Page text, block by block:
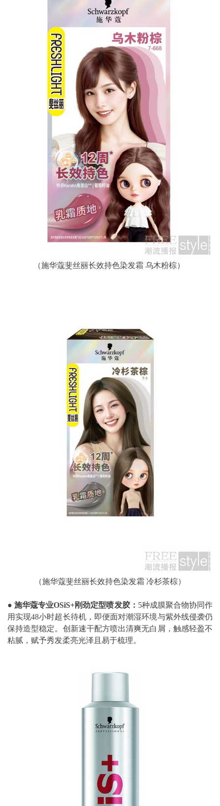
（施华蔻斐丝丽长效持色染发霜 乌木粉棕）
（施华蔻斐丝丽长效持色染发霜 冷杉茶棕）
●施华蔻专业OSiS+刚劲定型喷发胶： 5种成膜聚合物协同作
用实现48小时超长待机，即便面对潮湿环境与紫外线侵袭仍
保持造型稳定。创新速干配方喷出清爽无白屑，触感轻盈不
粘腻，赋予秀发柔亮光泽且易于梳理。